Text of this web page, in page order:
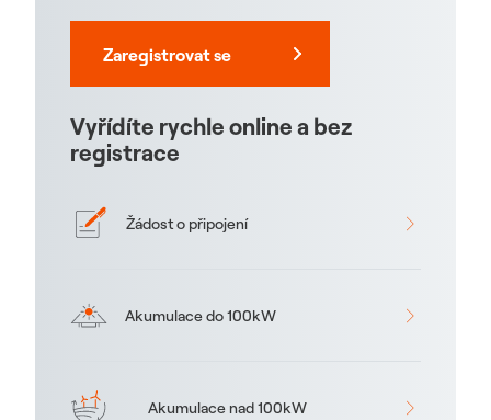
Zaregistrovat se
Vyřídíte rychle online a bez
registrace
Žádost o připojení
Akumulace do 100kW
Akumulace nad 100kW